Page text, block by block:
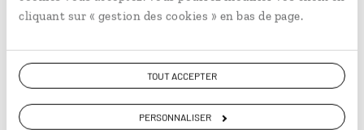
cliquant sur « gestion des cookies » en bas de page.
TOUT ACCEPTER
PERSONNALISER
Parenthèse carioca
Séjour combiné : plages de Rio de Janeiro et Ilha